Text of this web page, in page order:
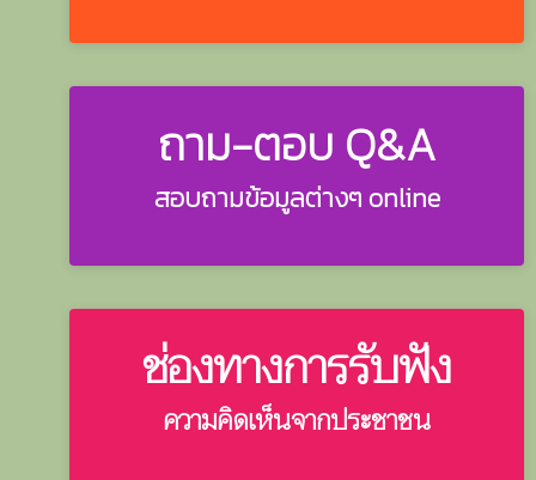
ถาม-ตอบ Q&A
สอบถามข้อมูลต่างๆ online
ช่องทางการรับฟัง
ความคิดเห็นจากประชาชน